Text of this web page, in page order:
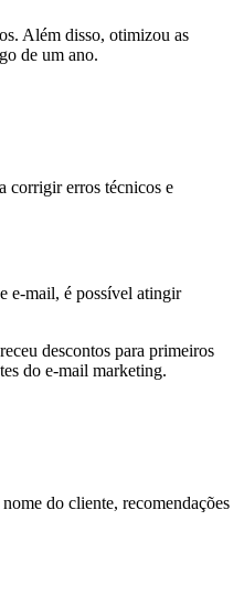
Além disso, otimizou as
de um ano.
corrigir erros técnicos e
e-mail, é possível atingir
descontos para primeiros
do e-mail marketing.
do cliente, recomendações